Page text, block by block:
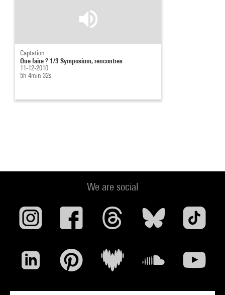
Captation
Que faire ? 1/3 Symposium, rencontres
11-12-2010
5h 4min 32s
We are social